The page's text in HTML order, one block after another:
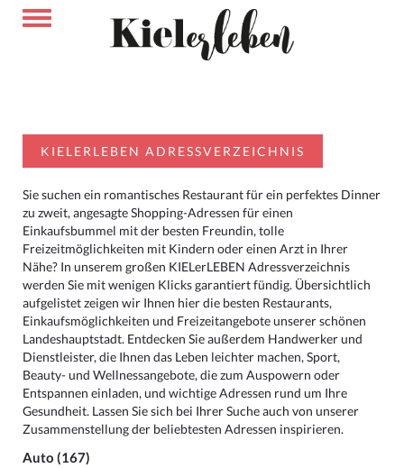
KIELERLEBEN ADRESSVERZEICHNIS
Sie suchen ein romantisches Restaurant für ein perfektes Dinner
zu zweit, angesagte Shopping-Adressen für einen
Einkaufsbummel mit der besten Freundin, tolle
Freizeitmöglichkeiten mit Kindern oder einen Arzt in Ihrer
Nähe? In unserem großen KIELerLEBEN Adressverzeichnis
werden Sie mit wenigen Klicks garantiert fündig. Übersichtlich
aufgelistet zeigen wir Ihnen hier die besten Restaurants,
Einkaufsmöglichkeiten und Freizeitangebote unserer schönen
Landeshauptstadt. Entdecken Sie außerdem Handwerker und
Dienstleister, die Ihnen das Leben leichter machen, Sport,
Beauty- und Wellnessangebote, die zum Auspowern oder
Entspannen einladen, und wichtige Adressen rund um Ihre
Gesundheit. Lassen Sie sich bei Ihrer Suche auch von unserer
Zusammenstellung der beliebtesten Adressen inspirieren.
Auto (167)